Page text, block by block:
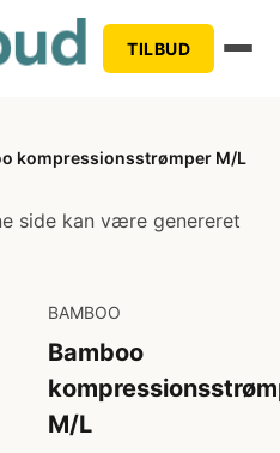
TILBUD
kompressionsstrømper M/L
side kan være genereret
BAMBOO
Bamboo
M/L